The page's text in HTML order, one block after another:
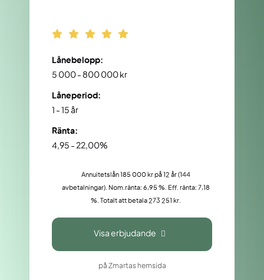
Lånebelopp:
5 000 - 800 000 kr
Låneperiod:
1 - 15 år
Ränta:
4,95 - 22,00%
Annuitetslån 185 000 kr på 12 år (144
avbetalningar). Nom.ränta: 6,95 %. Eff. ränta: 7,18
%. Totalt att betala 273 251 kr.
Visa erbjudande
på Zmartas hemsida